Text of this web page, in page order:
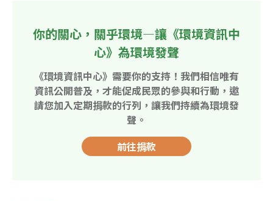
你的關心，關乎環境—讓《環境資訊中
心》為環境發聲
《環境資訊中心》需要你的支持！我們相信唯有
資訊公開普及，才能促成民眾的參與和行動，邀
請您加入定期捐款的行列，讓我們持續為環境發
聲。
前往捐款